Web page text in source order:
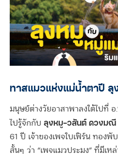
ทาสแมวแห่งแม่น้ำตาปี
มนุษย์ต่างวัยอาสาพาลงใต้ไปที่
ไปรู้จักกับ ลุงหมู-วสันต์ ดวงมณี
61 ปี เจ้าของเพจใบเฟิร์น ทอง
สั้นๆ ว่า “เพจแมวประมง” ที่มีเ